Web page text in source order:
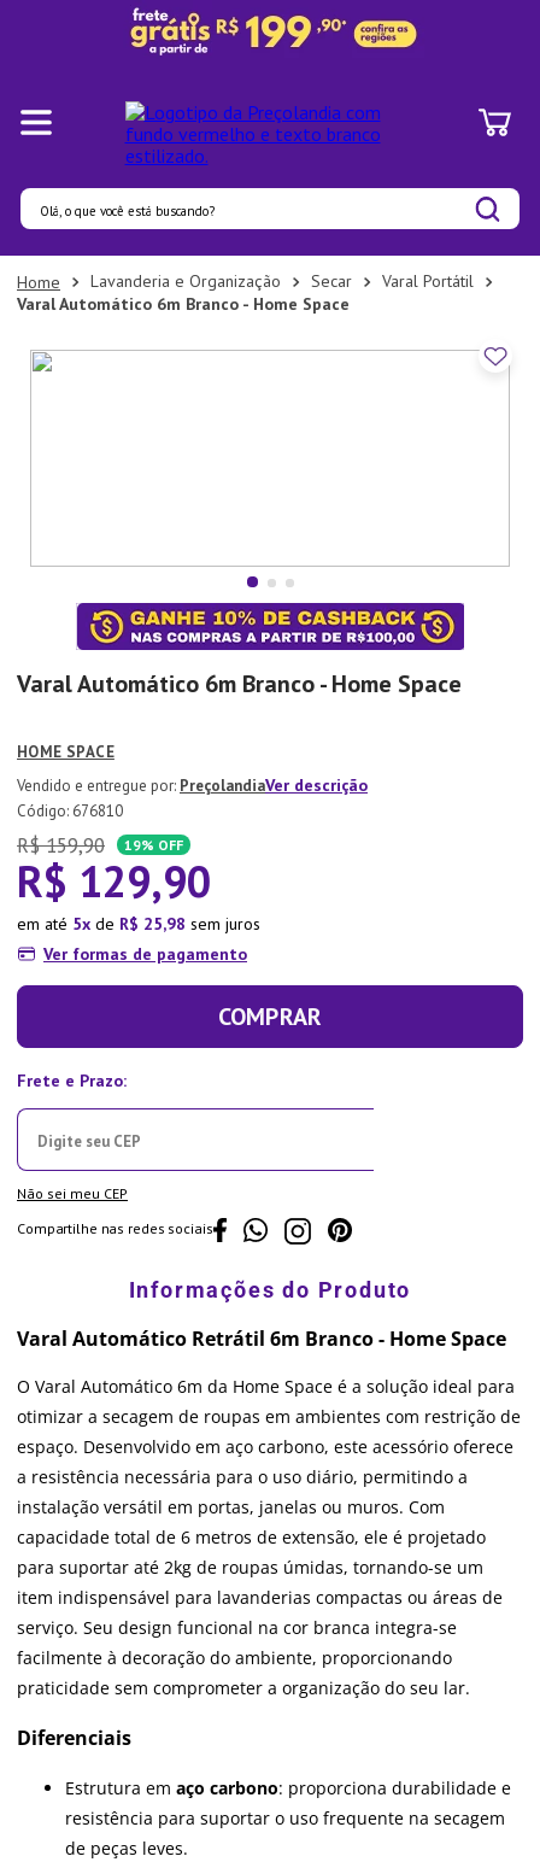
Olá, o que você está buscando?
Lavanderia e Organização Secar
Varal Portátil
Varal Automático 6m Branco - Home Space
Varal Automático 6m Branco - Home Space
HOME SPACE
PreçolandiaVer descrição
: 676810
R$ 159,90 19% OFF
R$ 129,90
em até 5 de R$ 25,98 sem juros
Ver formas de pagamento
COMPRAR
Não sei meu CEP
Compartilhe nas redes sociais
Varal Automático Retrátil 6m Branco - Home Space
O Varal Automático 6m da Home Space é a solução ideal para
otimizar a secagem de roupas em ambientes com restrição de
espaço. Desenvolvido em aço carbono, este acessório oferece
a resistência necessária para o uso diário, permitindo a
instalação versátil em portas, janelas ou muros. Com
capacidade total de 6 metros de extensão, ele é projetado
para suportar até 2kg de roupas úmidas, tornando-se um
item indispensável para lavanderias compactas ou áreas de
serviço. Seu design funcional na cor branca integra-se
facilmente à decoração do ambiente, proporcionando
praticidade sem comprometer a organização do seu lar.
Diferenciais
Estrutura em aço carbono: proporciona durabilidade e
resistência para suportar o uso frequente na secagem
de peças leves.
Termos mais buscados
1º
Panelas
2º
Pratos
7º
Tapete
Aparelho Jantar
Xicara
10º Lixeira